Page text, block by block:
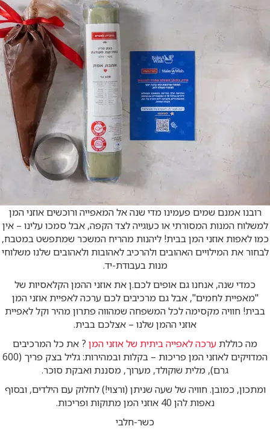
רובנו אמנם שמים פעמינו מדי שנה אל המאפייה ורוכשים אוזני המן
למשלוח המנות המסורתי או כעוגייה לצד הקפה, אבל סמכו עלינו – אין
כמו לאפות אוזני המן בבית! ליהנות מהריח המשכר שמתפשט במטבח,
לבחור את המילויים האהובים ולהרכיב לאהובות ולאהובים שלנו משלוחי
מנות בעבודת-יד.
כמדי שנה, אנחנו גם אופים לכם.ן את אוזני ההמן הקלאסיות של
"מאפיית לחמים", אבל גם מרכיבים לכם ערכה לאפיית אוזני המן
בבית! חוויה מקסימה לכל המשפחה שמהווה פתרון מהיר וקל לאפיית
אוזני ההמן שלנו – אצלכם בבית.
מה כוללת ערכה לאפייה ביתית של אוזני המן ? את כל המרכיבים
המדויקים לאוזני המן פריכות – בקלות ובמהירות: גליל בצק פריך (600
גרם), מלית שוקולד, מערוך, מסננת ואבקת סוכר.
ומתכון, כמובן. חוויה של שעה שניתן (ורצוי!) לחלוק עם הילדים, ובסוף
נאפות להן 40 אוזני המן מתוקות ופריכות.
כשר-חלבי